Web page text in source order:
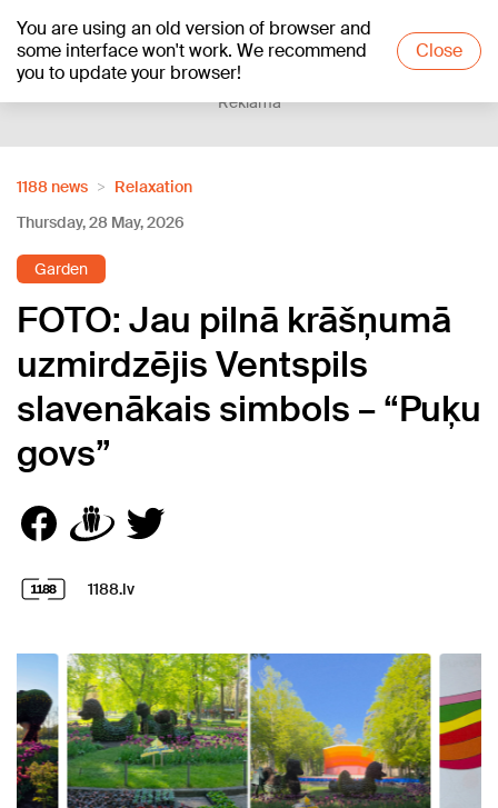
You are using an old version of browser and
some interface won't work. We recommend
you to update your browser!
Close
+25°C
Reklāma
1188 news
Relaxation
Thursday, 28 May, 2026
Garden
FOTO: Jau pilnā krāšņumā
uzmirdzējis Ventspils
slavenākais simbols – “Puķu
govs”
1188.lv